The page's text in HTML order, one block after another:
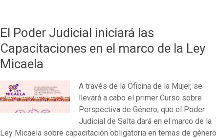
El Poder Judicial iniciará las
Capacitaciones en el marco de la Ley
Micaela
A través de la Oficina de la Mujer, se
llevará a cabo el primer Curso sobre
Perspectiva de Género, que el Poder
Judicial de Salta dará en el marco de la
Ley Micaela sobre capacitación obligatoria en temas de género